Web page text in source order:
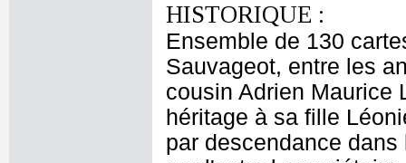
HISTORIQUE :
Ensemble de 130
Sauvageot, entre les
cousin Adrien Maurice
héritage à sa fille
par descendance